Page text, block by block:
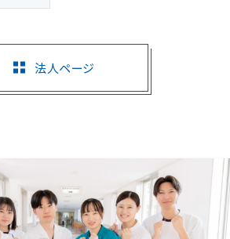
法人ページ